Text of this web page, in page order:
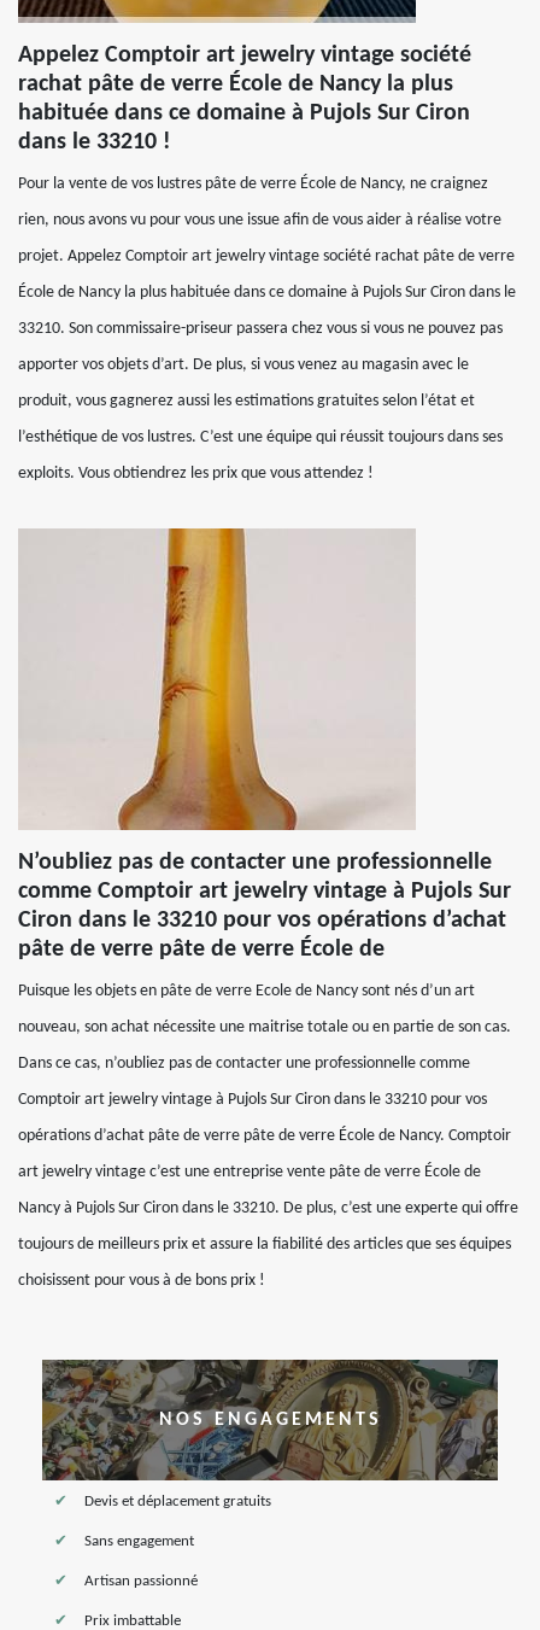
Appelez Comptoir art jewelry vintage société
rachat pâte de verre École de Nancy la plus
habituée dans ce domaine à Pujols Sur Ciron
dans le 33210 !
Pour la vente de vos lustres pâte de verre École de Nancy, ne craignez
rien, nous avons vu pour vous une issue afin de vous aider à réalise votre
projet. Appelez Comptoir art jewelry vintage société rachat pâte de verre
École de Nancy la plus habituée dans ce domaine à Pujols Sur Ciron dans le
33210. Son commissaire-priseur passera chez vous si vous ne pouvez pas
apporter vos objets d’art. De plus, si vous venez au magasin avec le
produit, vous gagnerez aussi les estimations gratuites selon l’état et
l’esthétique de vos lustres. C’est une équipe qui réussit toujours dans ses
exploits. Vous obtiendrez les prix que vous attendez !
N’oubliez pas de contacter une professionnelle
comme Comptoir art jewelry vintage à Pujols Sur
Ciron dans le 33210 pour vos opérations d’achat
pâte de verre pâte de verre École de
Puisque les objets en pâte de verre Ecole de Nancy sont nés d’un art
nouveau, son achat nécessite une maitrise totale ou en partie de son cas.
Dans ce cas, n’oubliez pas de contacter une professionnelle comme
Comptoir art jewelry vintage à Pujols Sur Ciron dans le 33210 pour vos
opérations d’achat pâte de verre pâte de verre École de Nancy. Comptoir
art jewelry vintage c’est une entreprise vente pâte de verre École de
Nancy à Pujols Sur Ciron dans le 33210. De plus, c’est une experte qui offre
toujours de meilleurs prix et assure la fiabilité des articles que ses équipes
choisissent pour vous à de bons prix !
NOS ENGAGEMENTS
Devis et déplacement gratuits
Sans engagement
Artisan passionné
Prix imbattable